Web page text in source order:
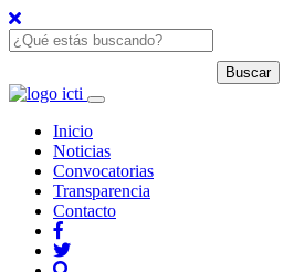
Inicio
Noticias
Convocatorias
Transparencia
Contacto